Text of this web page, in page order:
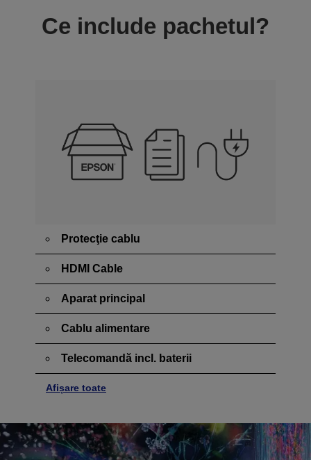
Ce include pachetul?
Protecţie cablu
HDMI Cable
Aparat principal
Cablu alimentare
Telecomandă incl. baterii
Afișare toate